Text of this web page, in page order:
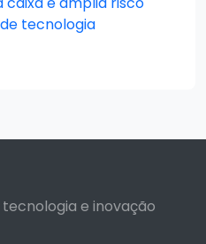
tecnologia
e inovação